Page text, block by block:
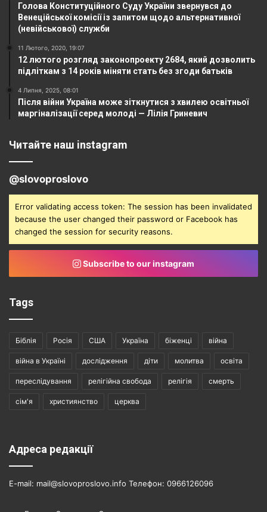
Голова Конституційного Суду України звернувся до
Венеційської комісії із запитом щодо альтернативної
(невійськової) служби
11 Лютого, 2020, 19:07
12 лютого розгляд законопроекту 2684, який дозволить
підліткам з 14 років міняти стать без згоди батьків
4 Липня, 2025, 08:01
Після війни Україна може зіткнутися з хвилею освітньої
маргіналізації серед молоді — Лілія Гриневич
Читайте наш instagram
@slovoproslovo
Error validating access token: The session has been invalidated
because the user changed their password or Facebook has
changed the session for security reasons.
Subscribe to our instagram
Tags
Біблія Росія США Україна біженці війна
війна в Україні дослідження діти молитва освіта
переслідування релігійна свобода релігія смерть
сім'я християнство церква
Адреса редакції
E-mail: mail@slovoproslovo.info Телефон: 0966126096